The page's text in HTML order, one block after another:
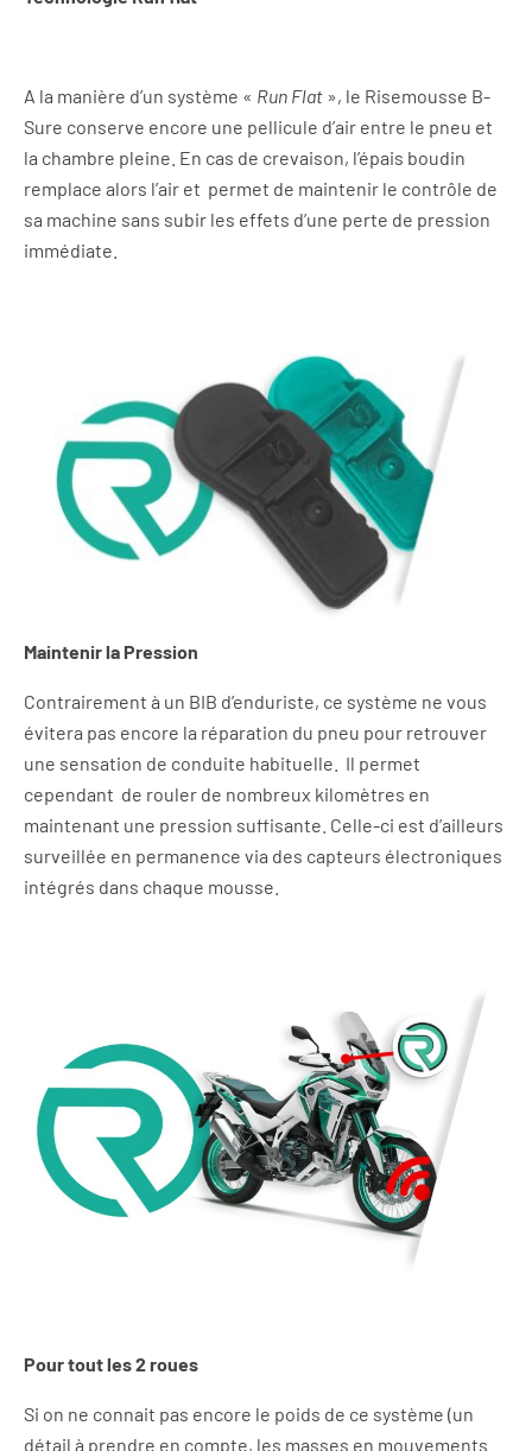
A la manière d’un système « Run Flat », le Risemousse B-
Sure conserve encore une pellicule d’air entre le pneu et
la chambre pleine. En cas de crevaison, l’épais boudin
remplace alors l’air et permet de maintenir le contrôle de
sa machine sans subir les effets d’une perte de pression
immédiate.
Maintenir la Pression
Contrairement à un BIB d’enduriste, ce système ne vous
évitera pas encore la réparation du pneu pour retrouver
une sensation de conduite habituelle. Il permet
cependant de rouler de nombreux kilomètres en
maintenant une pression suffisante. Celle-ci est d’ailleurs
surveillée en permanence via des capteurs électroniques
intégrés dans chaque mousse.
Pour tout les 2 roues
Si on ne connait pas encore le poids de ce système (un
détail à prendre en compte, les masses en mouvements